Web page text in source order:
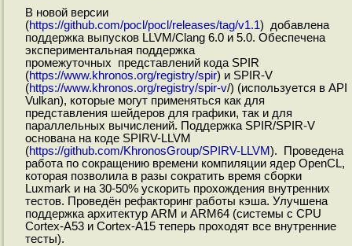
В новой версии
(https://github.com/pocl/pocl/releases/tag/v1.1) добавлена
поддержка выпусков LLVM/Clang 6.0 и 5.0. Обеспечена
экспериментальная поддержка
промежуточных представлений кода SPIR
(https://www.khronos.org/registry/spir) и SPIR-V
(https://www.khronos.org/registry/spir-v/) (используется в API
Vulkan), которые могут применяться как для
представления шейдеров для графики, так и для
параллельных вычислений. Поддержка SPIR/SPIR-V
основана на коде SPIRV-LLVM
(https://github.com/KhronosGroup/SPIRV-LLVM). Проведена
работа по сокращению времени компиляции ядер OpenCL,
которая позволила в разы сократить время сборки
Luxmark и на 30-50% ускорить прохождения внутренних
тестов. Проведён рефакторинг работы кэша. Улучшена
поддержка архитектур ARM и ARM64 (системы с CPU
Cortex-A53 и Cortex-A15 теперь проходят все внутренние
тесты).